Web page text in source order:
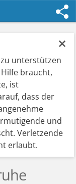
×
unterstützen
braucht,
ist
dass der
und
Verletzende
erlaubt.